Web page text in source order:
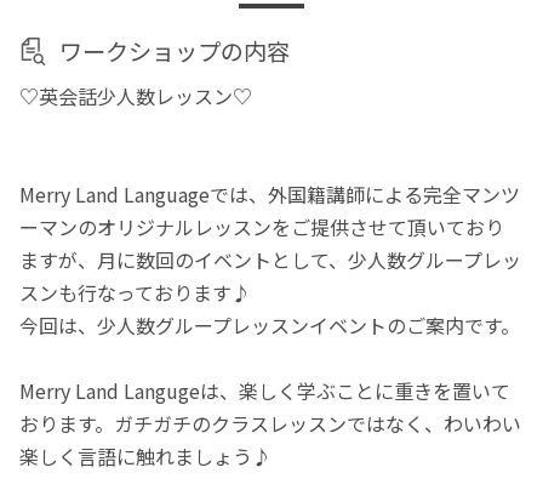
ワークショップの内容
♡英会話少人数レッスン♡
Merry Land Languageでは、外国籍講師による完全マンツ
ーマンのオリジナルレッスンをご提供させて頂いており
ますが、月に数回のイベントとして、少人数グループレッ
スンも行なっております♪
今回は、少人数グループレッスンイベントのご案内です。
Merry Land Langugeは、楽しく学ぶことに重きを置いて
おります。ガチガチのクラスレッスンではなく、わいわい
楽しく言語に触れましょう♪